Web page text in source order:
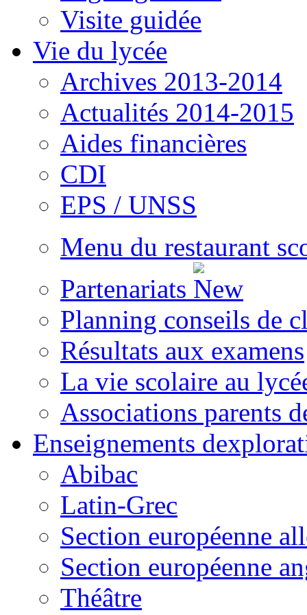
Visite guidée
Vie du lycée
Archives 2013-2014
Actualités 2014-2015
Aides financières
CDI
EPS / UNSS
Menu du restaurant
Partenariats
Planning conseils de
Résultats aux examens
La vie scolaire au
Associations parents
Enseignements
Abibac
Latin-Grec
Section européenne
Section européenne
Théâtre